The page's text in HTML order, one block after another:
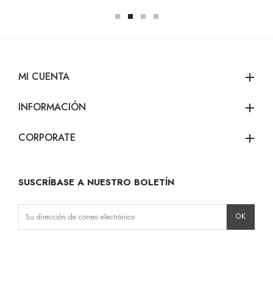
MI CUENTA add
INFORMACIÓN add
CORPORATE add
SUSCRÍBASE A NUESTRO BOLETÍN